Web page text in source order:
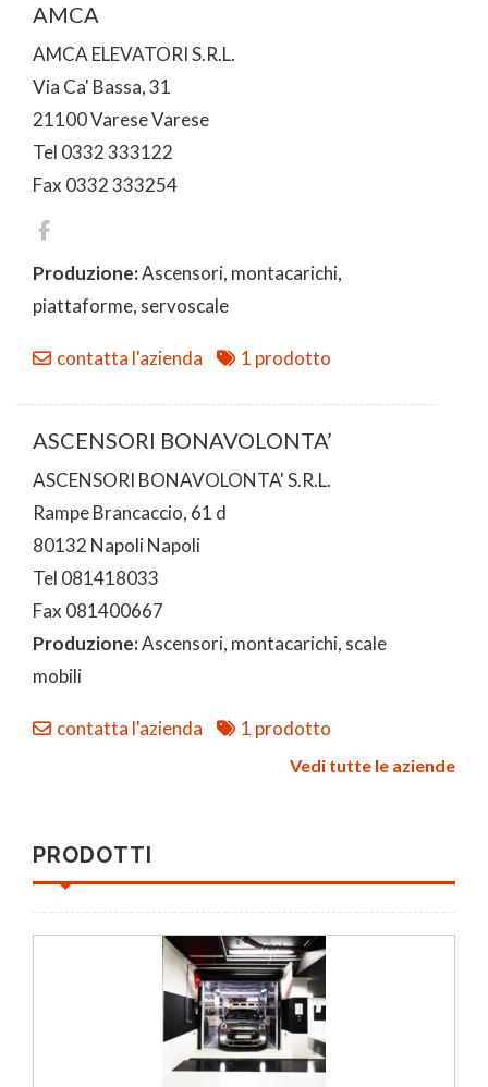
AMCA
AMCA ELEVATORI S.R.L.
Via Ca' Bassa, 31
21100 Varese Varese
Tel 0332 333122
Fax 0332 333254
Produzione:Ascensori, montacarichi,
piattaforme, servoscale
contatta l'azienda 1 prodotto
ASCENSORI BONAVOLONTA’
ASCENSORI BONAVOLONTA' S.R.L.
Rampe Brancaccio, 61 d
80132 Napoli Napoli
Tel 081418033
Fax 081400667
Produzione:Ascensori, montacarichi, scale
mobili
contatta l'azienda 1 prodotto
Vedi tutte le aziende
PRODOTTI